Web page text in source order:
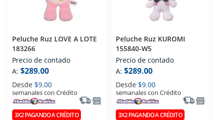
Peluche Ruz LOVE A LOTE
183266
Precio de contado
A: $289.00
Desde $9.00
semanales con Crédito
3X2 PAGANDO A CRÉDITO
Peluche Ruz KUROMI
155840-W5
Precio de contado
A: $289.00
Desde $9.00
semanales con Crédito
3X2 PAGANDO A CRÉDITO